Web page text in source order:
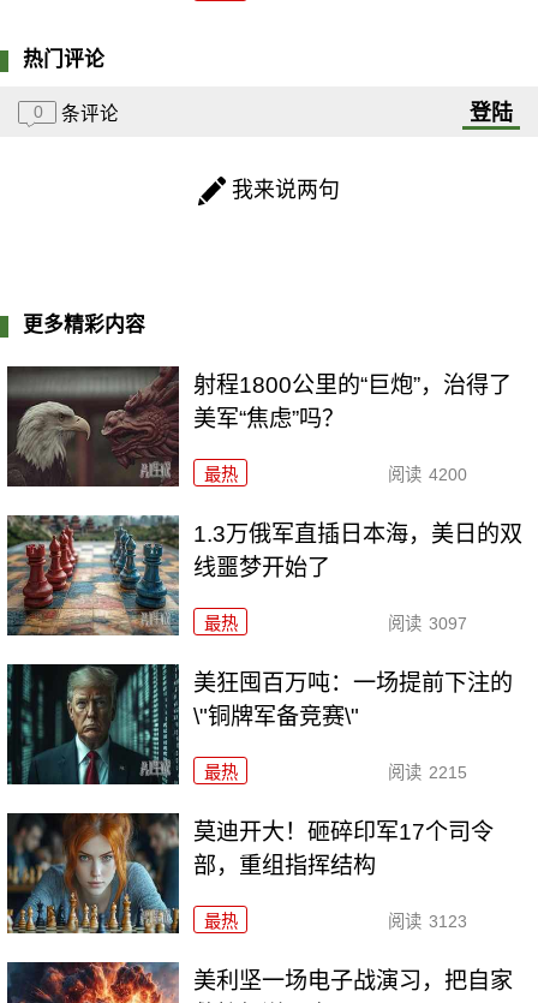
热门评论
0 条评论 登陆
我来说两句
更多精彩内容
射程1800公里的“巨炮”，治得了
美军“焦虑”吗？
最热 阅读 4200
1.3万俄军直插日本海，美日的双
线噩梦开始了
最热 阅读 3097
美狂囤百万吨：一场提前下注的
\"铜牌军备竞赛\"
最热 阅读 2215
莫迪开大！砸碎印军17个司令
部，重组指挥结构
最热 阅读 3123
美利坚一场电子战演习，把自家